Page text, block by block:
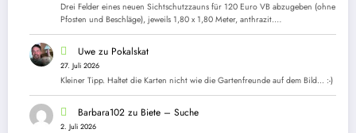
Drei Felder eines neuen Sichtschutzzauns für 120 Euro VB abzugeben (ohne
Pfosten und Beschläge), jeweils 1,80 x 1,80 Meter, anthrazit.…
Uwe zu Pokalskat
27. Juli 2026
Kleiner Tipp. Haltet die Karten nicht wie die Gartenfreunde auf dem Bild... :-)
Barbara102 zu Biete – Suche
2. Juli 2026